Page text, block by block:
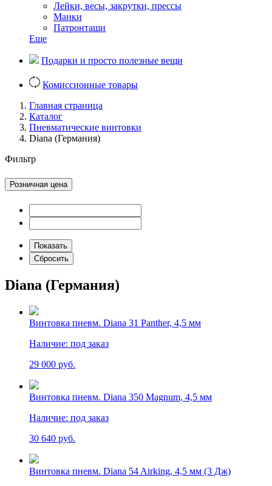
Лейки, весы, закрутки, прессы
Манки
Патронташи
Еще
Подарки и просто полезные вещи
Комиссионные товары
Главная страница
Каталог
Пневматические винтовки
Diana (Германия)
Фильтр
Розничная цена
Diana (Германия)
Винтовка пневм. Diana 31 Panther, 4,5 мм
Наличие: под заказ
29 000 руб.
Винтовка пневм. Diana 350 Magnum, 4,5 мм
Наличие: под заказ
30 640 руб.
Винтовка пневм. Diana 54 Airking, 4,5 мм (3 Дж)